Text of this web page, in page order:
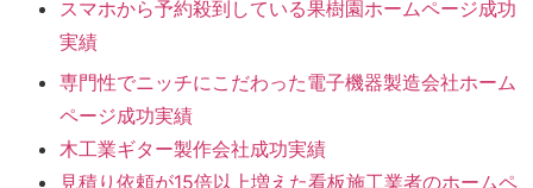
スマホから予約殺到している果樹園ホームページ成功
実績
専門性でニッチにこだわった電子機器製造会社ホーム
ページ成功実績
木工業ギター製作会社成功実績
見積り依頼が15倍以上増えた看板施工業者のホームペ